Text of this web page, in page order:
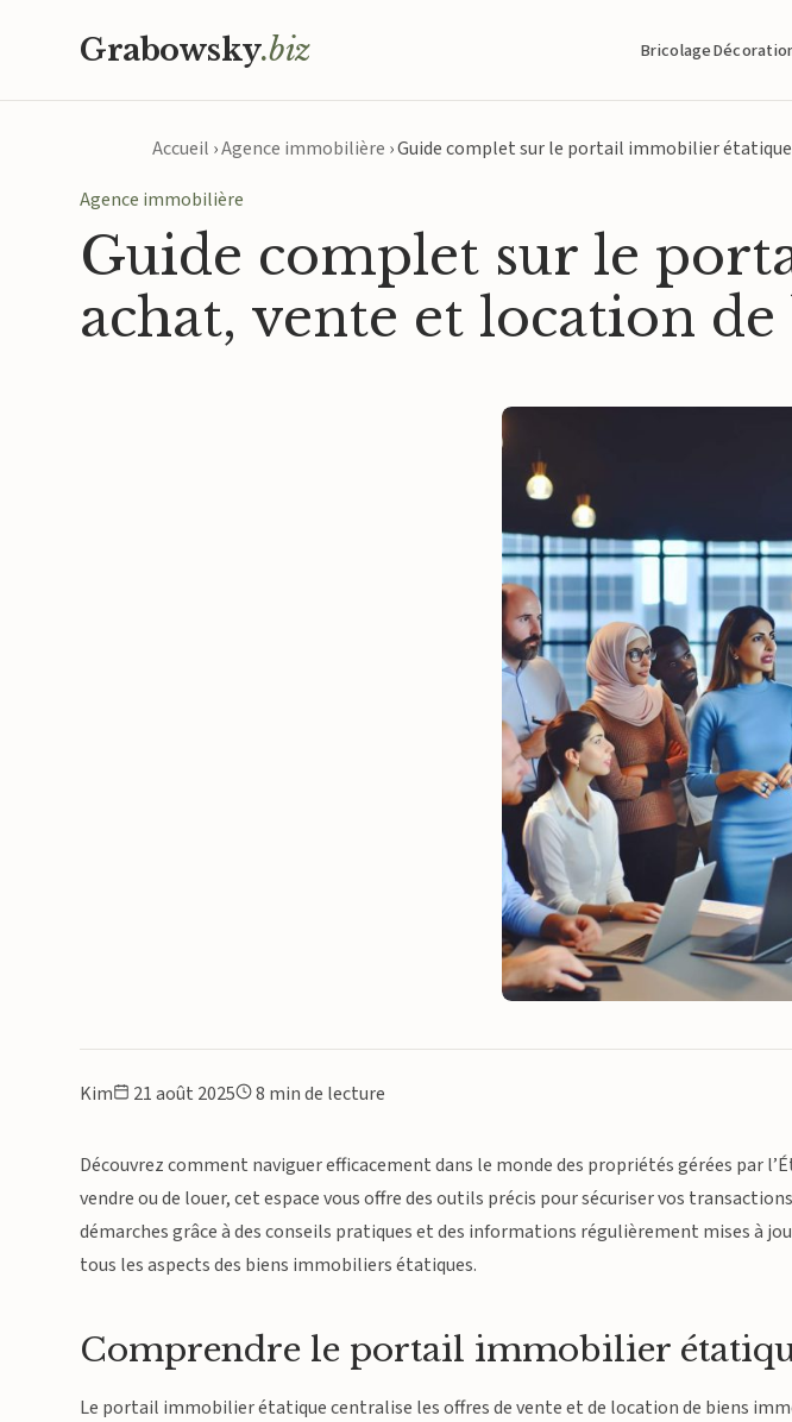
Grabowsky.biz Bricolage
Accueil ›Agence immobilière ›Guide complet sur le portail immobilier
Agence immobilière
Guide complet sur le
achat, vente et location de
Kim 21 août 2025 8 min de lecture
Découvrez comment naviguer efficacement dans le monde des propriétés gérées par
vendre ou de louer, cet espace vous offre des outils précis pour sécuriser vos
démarches grâce à des conseils pratiques et des informations régulièrement mises à
tous les aspects des biens immobiliers étatiques.
Comprendre le portail immobilier
Le portail immobilier étatique centralise les offres de vente et de location de biens